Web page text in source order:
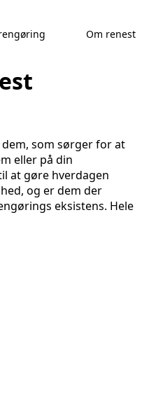
Om renest
som sørger for at
eller på din
at gøre hverdagen
og er dem der
eksistens. Hele